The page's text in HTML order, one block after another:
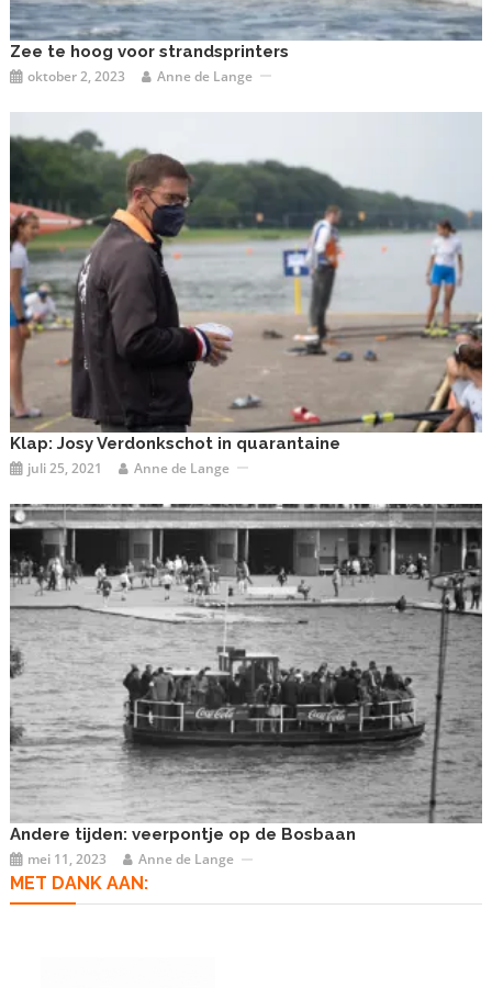
Zee te hoog voor strandsprinters
oktober 2, 2023 Anne de Lange
Klap: Josy Verdonkschot in quarantaine
juli 25, 2021 Anne de Lange
Andere tijden: veerpontje op de Bosbaan
mei 11, 2023 Anne de Lange
MET DANK AAN: